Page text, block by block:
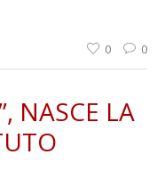
0 0
NASCE LA